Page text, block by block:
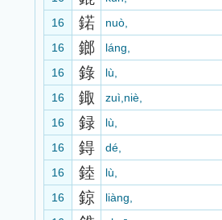
16
鍩
nuò,
16
鎯
láng,
16
錄
lù,
16
鋷
zuì,niè,
16
録
lù,
16
鍀
dé,
16
錴
lù,
16
鍄
liàng,